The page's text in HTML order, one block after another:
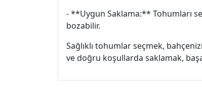
- **Uygun Saklama:** Tohumları
bozabilir.
Sağlıklı tohumlar seçmek,
ve doğru koşullarda saklamak,